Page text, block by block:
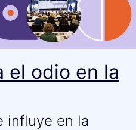
el odio en la
influye en la